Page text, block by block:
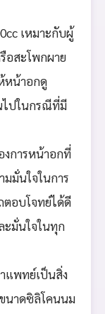
เหมาะกับผู้
อสะโพกผาย
หน้าอกดู
ไปในกรณีที่มี
การหน้าอกที่
มั่นใจในการ
ตอบโจทย์ได้ดี
ะมั่นใจในทุก
แพทย์เป็นสิ่ง
นาดซิลิโคนนม